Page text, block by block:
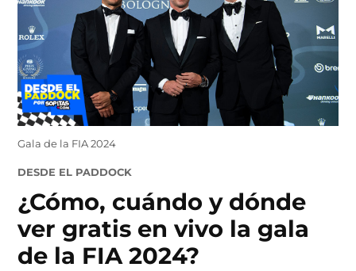
Gala de la FIA 2024
POSTED
DESDE EL PADDOCK
¿Cómo, cuándo y dónde
ver gratis en vivo la gala
de la FIA 2024?